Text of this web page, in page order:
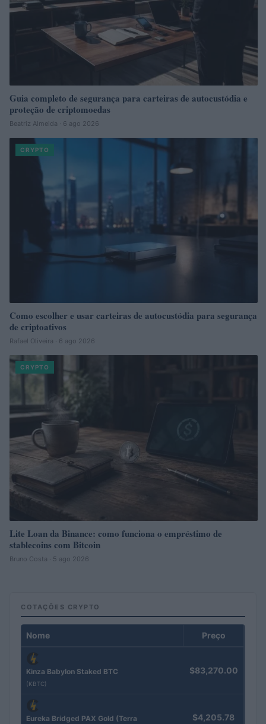
Guia completo de segurança para carteiras de autocustódia e
proteção de criptomoedas
Beatriz Almeida · 6 ago 2026
CRYPTO
Como escolher e usar carteiras de autocustódia para segurança
de criptoativos
Rafael Oliveira · 6 ago 2026
CRYPTO
Lite Loan da Binance: como funciona o empréstimo de
stablecoins com Bitcoin
Bruno Costa · 5 ago 2026
COTAÇÕES CRYPTO
Nome Preço
Kinza Babylon Staked BTC
(KBTC)
$83,270.00
Eureka Bridged PAX Gold (Terra $4,205.78